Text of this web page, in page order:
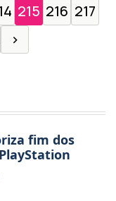
215 216 217
›
fim dos